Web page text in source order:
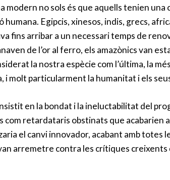
no sols és que aquells tenien
humana. Egipcis, xinesos, indis, grecs,
fins arribar a un necessari temps de
de l’or al ferro, els amazònics van
la nostra espècie com l’última, la
i molt particularment la humanitat i els
en la bondat i la ineluctabilitat del
retardataris obstinats que acabarien
el canvi innovador, acabant amb totes
arremetre contra les crítiques creixents